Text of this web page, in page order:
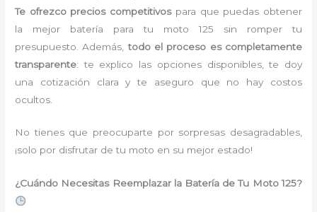
Te ofrezco precios competitivospara que puedas obtener
la mejor batería para tu moto 125 sin romper tu
presupuesto. Además,todo el proceso es completamente
transparente: te explico las opciones disponibles, te doy
una cotización clara y te aseguro que no hay costos
ocultos.
No tienes que preocuparte por sorpresas desagradables,
¡solo por disfrutar de tu moto en su mejor estado!
¿Cuándo Necesitas Reemplazar la Batería de Tu Moto 125?